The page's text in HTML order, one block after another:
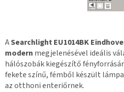
ASearchlight EU1014BK
modern megjelenésével ideális
hálószobák kiegészítő
fekete színű, fémből készült
az otthoni enteriőrnek.